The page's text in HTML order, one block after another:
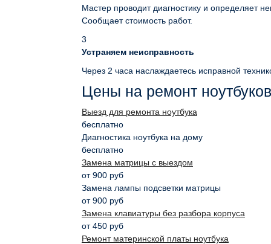
Мастер проводит диагностику и определяет
Сообщает стоимость работ.
3
Устраняем неисправность
Через 2 часа наслаждаетесь исправной
Цены на ремонт ноутбуков
Выезд для ремонта ноутбука
бесплатно
Диагностика ноутбука на дому
бесплатно
Замена матрицы с выездом
от 900 руб
Замена лампы подсветки матрицы
от 900 руб
Замена клавиатуры без разбора корпуса
от 450 руб
Ремонт материнской платы ноутбука